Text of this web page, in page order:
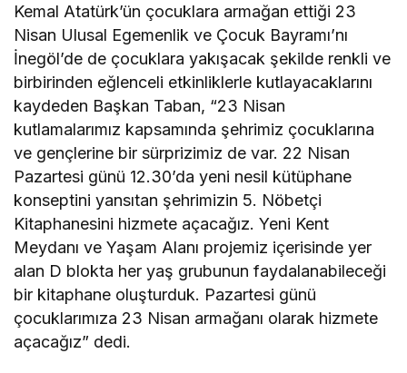
Kemal Atatürk’ün çocuklara armağan ettiği 23
Nisan Ulusal Egemenlik ve Çocuk Bayramı’nı
İnegöl’de de çocuklara yakışacak şekilde renkli ve
birbirinden eğlenceli etkinliklerle kutlayacaklarını
kaydeden Başkan Taban, “23 Nisan
kutlamalarımız kapsamında şehrimiz çocuklarına
ve gençlerine bir sürprizimiz de var. 22 Nisan
Pazartesi günü 12.30’da yeni nesil kütüphane
konseptini yansıtan şehrimizin 5. Nöbetçi
Kitaphanesini hizmete açacağız. Yeni Kent
Meydanı ve Yaşam Alanı projemiz içerisinde yer
alan D blokta her yaş grubunun faydalanabileceği
bir kitaphane oluşturduk. Pazartesi günü
çocuklarımıza 23 Nisan armağanı olarak hizmete
açacağız” dedi.